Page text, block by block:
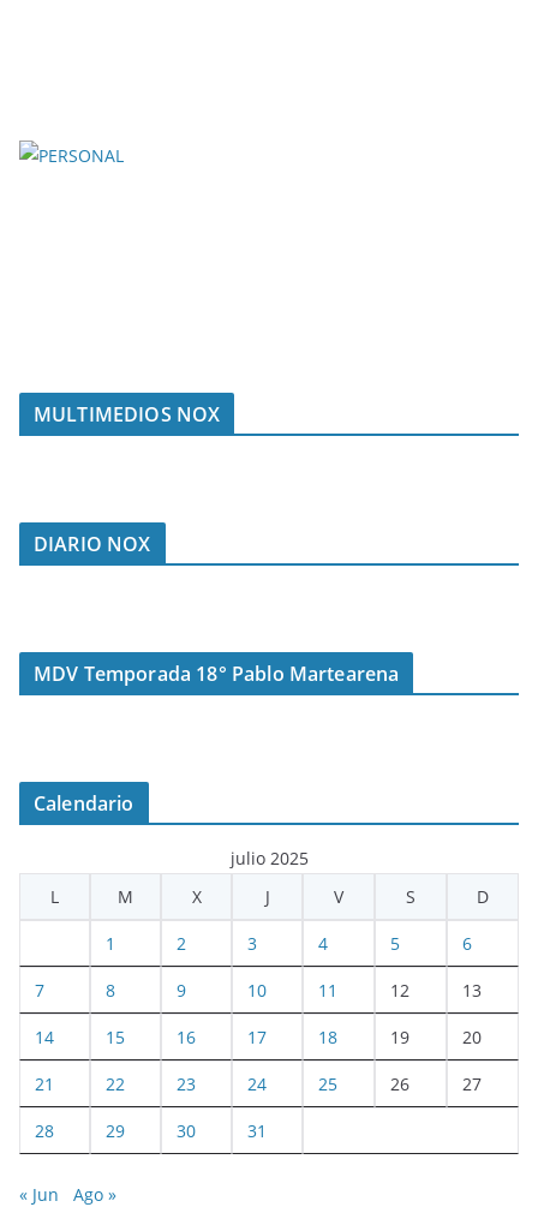
MULTIMEDIOS NOX
DIARIO NOX
MDV Temporada 18° Pablo Martearena
Calendario
julio 2025
L
M X J V S D
1 2 3 4 5 6
7 8 9 10 11 12 13
14 15 16 17 18 19 20
21 22 23 24 25 26 27
28 29 30 31
« Jun Ago »